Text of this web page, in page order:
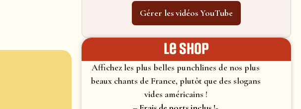
Gérer les vidéos YouTube
le shop
Affichez les plus belles punchlines de nos plus
beaux chants de France, plutôt que des slogans
vides américains !